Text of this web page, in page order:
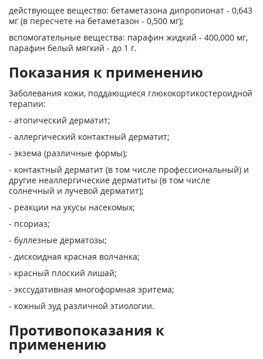
действующее вещество: бетаметазона дипропионат - 0,643
мг (в пересчете на бетаметазон - 0,500 мг);
вспомогательные вещества: парафин жидкий - 400,000 мг,
парафин белый мягкий - до 1 г.
Показания к применению
Заболевания кожи, поддающиеся глюкокортикостероидной
терапии:
- атопический дерматит;
- аллергический контактный дерматит;
- экзема (различные формы);
- контактный дерматит (в том числе профессиональный) и
другие неаллергические дерматиты (в том числе
солнечный и лучевой дерматит);
- реакции на укусы насекомых;
- псориаз;
- буллезные дерматозы;
- дискоидная красная волчанка;
- красный плоский лишай;
- экссудативная многоформная эритема;
- кожный зуд различной этиологии.
Противопоказания к
применению